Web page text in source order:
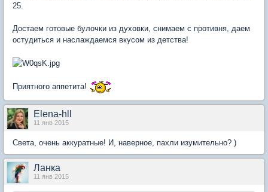
25.
Достаем готовые булочки из духовки, снимаем с противня, даем
остудиться и наслаждаемся вкусом из детства!
Приятного аппетита!
Elena-hll
11 янв 2015
Света, очень аккуратные! И, наверное, пахли изумительно? )
Ланка
11 янв 2015